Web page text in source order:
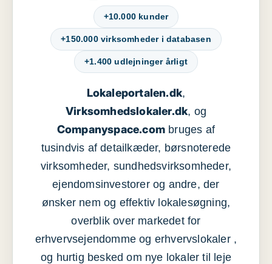
+10.000 kunder
+150.000 virksomheder i databasen
+1.400 udlejninger årligt
Lokaleportalen.dk,
Virksomhedslokaler.dk, og
Companyspace.com bruges af
tusindvis af detailkæder, børsnoterede
virksomheder, sundhedsvirksomheder,
ejendomsinvestorer og andre, der
ønsker nem og effektiv lokalesøgning,
overblik over markedet for
erhvervsejendomme og erhvervslokaler ,
og hurtig besked om nye lokaler til leje